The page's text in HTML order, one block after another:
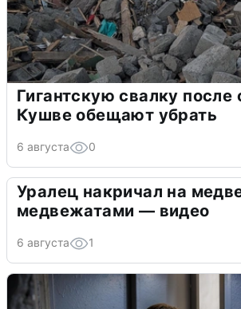
Гигантскую свалку после
Кушве обещают убрать
6 августа 0
Уралец накричал на
медвежатами — видео
6 августа 1